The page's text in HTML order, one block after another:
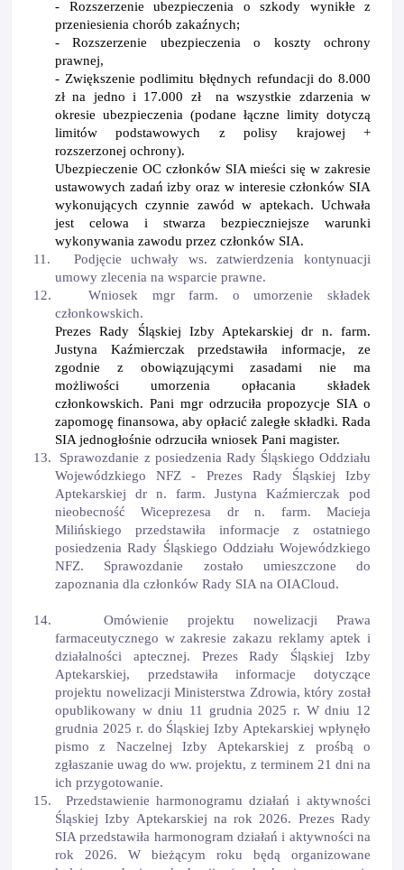
- Rozszerzenie ubezpieczenia o szkody wynikłe z
przeniesienia chorób zakaźnych;
- Rozszerzenie ubezpieczenia o koszty ochrony
prawnej,
- Zwiększenie podlimitu błędnych refundacji do 8.000
zł na jedno i 17.000 zł
na wszystkie zdarzenia w
okresie ubezpieczenia (podane łączne limity dotyczą
limitów podstawowych z polisy krajowej +
rozszerzonej ochrony).
Ubezpieczenie OC członków SIA mieści się w zakresie
ustawowych zadań izby oraz w interesie członków SIA
wykonujących czynnie zawód w aptekach. Uchwała
jest celowa i stwarza bezpieczniejsze warunki
wykonywania zawodu przez członków SIA.
11.
Podjęcie uchwały ws. zatwierdzenia kontynuacji
umowy zlecenia na wsparcie prawne.
12.
Wniosek mgr farm. o umorzenie składek
członkowskich.
Prezes Rady Śląskiej Izby Aptekarskiej dr n. farm.
Justyna Kaźmierczak przedstawiła informacje, ze
zgodnie z obowiązującymi zasadami nie ma
możliwości umorzenia opłacania składek
członkowskich. Pani mgr odrzuciła propozycje SIA o
zapomogę finansowa, aby opłacić zaległe składki. Rada
SIA jednogłośnie odrzuciła wniosek Pani magister.
13.
Sprawozdanie z posiedzenia Rady Śląskiego Oddziału
Wojewódzkiego NFZ - Prezes Rady Śląskiej Izby
Aptekarskiej dr n. farm. Justyna Kaźmierczak pod
nieobecność Wiceprezesa dr n. farm. Macieja
Milińskiego przedstawiła informacje z ostatniego
posiedzeniaRady Śląskiego Oddziału Wojewódzkiego
NFZ. Sprawozdanie zostało umieszczone do
zapoznania dla członków Rady SIA na OIACloud.
14. Omówienie projektu nowelizacji Prawa
farmaceutycznego w zakresie zakazu reklamy aptek i
działalności aptecznej. Prezes Rady Śląskiej Izby
Aptekarskiej, przedstawiła informacje dotyczące
projektu nowelizacji Ministerstwa Zdrowia, który został
opublikowany w dniu 11 grudnia 2025 r. W dniu 12
grudnia 2025 r. do Śląskiej Izby Aptekarskiej wpłynęło
pismo z Naczelnej Izby Aptekarskiej z prośbą o
zgłaszanie uwag do ww. projektu, z terminem 21 dni na
ich przygotowanie.
15.
Przedstawienie harmonogramu działań i aktywności
Śląskiej Izby Aptekarskiej na rok 2026. Prezes Rady
SIA przedstawiła harmonogram działań i aktywności na
rok 2026. W bieżącym roku będą organizowane